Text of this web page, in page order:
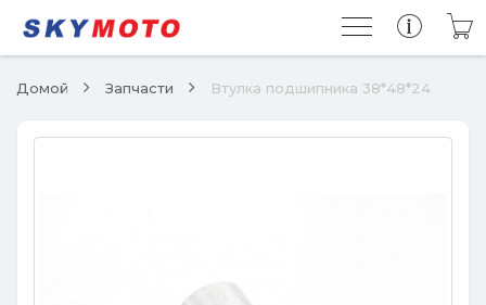
Домой Запчасти Втулка подшипника 38*48*24